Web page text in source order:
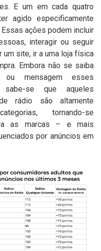
E um em cada quatro
agido especificamente
ações podem incluir
interagir ou seguir
site, ir a uma loja física
Embora não se saiba
mensagem esses
sabe-se que aqueles
rádio são altamente
tornando-se
as marcas – e mais
por anúncios em